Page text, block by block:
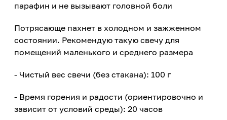
парафин и не вызывают головной боли
Потрясающе пахнет в холодном и зажженном
состоянии. Рекомендую такую свечу для
помещений маленького и среднего размера
- Чистый вес свечи (без стакана): 100 г
- Время горения и радости (ориентировочно и
зависит от условий среды): 20 часов